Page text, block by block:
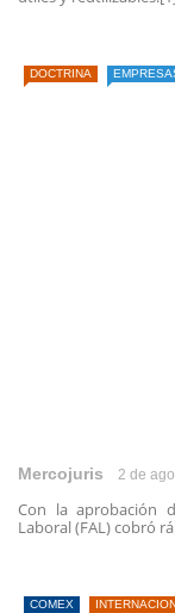
DOCTRINA
Mercojuris 2 de
Con la aprobación
Laboral (FAL) cobró
COMEX